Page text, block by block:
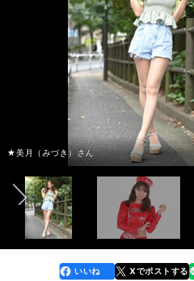
★美月（みづき）さん
前へ
faceboo
k
いいね Xでポストする
line